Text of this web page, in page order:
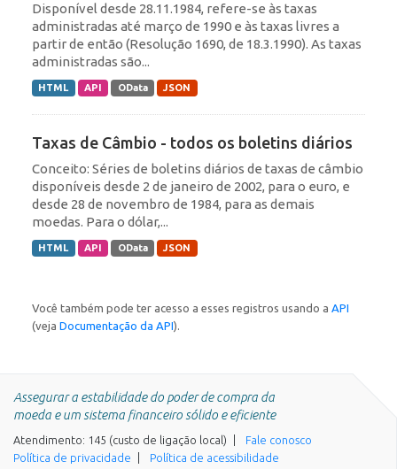
Disponível desde 28.11.1984, refere-se às taxas
administradas até março de 1990 e às taxas livres a
partir de então (Resolução 1690, de 18.3.1990). As taxas
administradas são...
HTML API OData JSON
Taxas de Câmbio - todos os boletins diários
Conceito: Séries de boletins diários de taxas de câmbio
disponíveis desde 2 de janeiro de 2002, para o euro, e
desde 28 de novembro de 1984, para as demais
moedas. Para o dólar,...
HTML API OData JSON
Você também pode ter acesso a esses registros usando a API
(veja Documentação da API).
Assegurar a estabilidade do poder de compra da
moeda e um sistema financeiro sólido e eficiente
Atendimento: 145 (custo de ligação local)
Fale conosco
Política de privacidade
Política de acessibilidade